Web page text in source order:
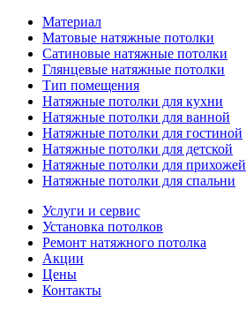
Материал
Матовые натяжные потолки
Сатиновые натяжные потолки
Глянцевые натяжные потолки
Тип помещения
Натяжные потолки для кухни
Натяжные потолки для ванной
Натяжные потолки для гостиной
Натяжные потолки для детской
Натяжные потолки для прихожей
Натяжные потолки для спальни
Услуги и сервис
Установка потолков
Ремонт натяжного потолка
Акции
Цены
Контакты